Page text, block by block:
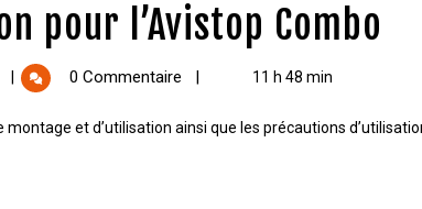
pour l’Avistop Combo
0 Commentaire | 11 h 48 min